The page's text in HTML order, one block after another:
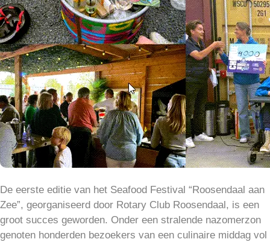
De eerste editie van het Seafood Festival “Roosendaal aan
Zee”, georganiseerd door Rotary Club Roosendaal, is een
groot succes geworden. Onder een stralende nazomerzon
genoten honderden bezoekers van een culinaire middag vol